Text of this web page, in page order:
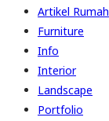
Artikel Rumah
Furniture
Info
Interior
Landscape
Portfolio